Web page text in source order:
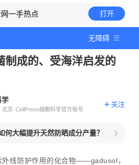
网一手热点 打开
无障碍
制成的、受海洋启发的
北京 CellPress细胞科学官方账号
关注
何大幅提升天然防晒成分产量？
外线防护作用的化合物——gadusol，